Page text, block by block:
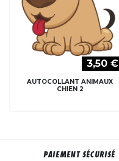
3,50 €
AUTOCOLLANT ANIMAUX
CHIEN 2
PAIEMENT SÉCURISÉ